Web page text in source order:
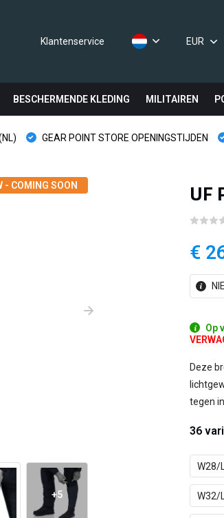
Klantenservice EUR
BESCHERMENDE KLEDING MILITAIREN
GEAR POINT STORE OPENINGSTIJDEN
- COMING SOON
+5
UF
€
Op
Deze
tegen
36
W28/
W32/